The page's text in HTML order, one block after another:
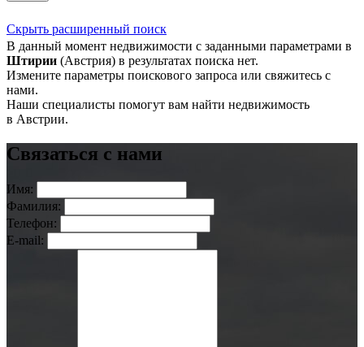
Скрыть расширенный поиск
В данный момент недвижимости с заданными параметрами в
Штирии (Австрия) в результатах поиска нет.
Измените параметры поискового запроса или свяжитесь с
нами.
Наши специалисты помогут вам найти недвижимость
в Австрии.
Связаться с нами
Имя:
Фамилия:
Телефон:
E-mail: